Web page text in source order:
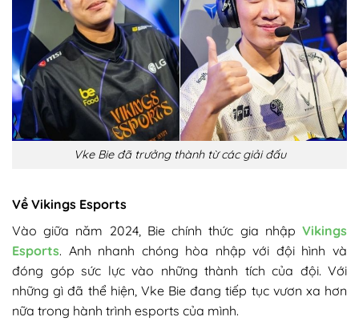
Vke Bie đã trưởng thành từ các giải đấu
Về Vikings Esports
Vào giữa năm 2024, Bie chính thức gia nhập Vikings
Esports. Anh nhanh chóng hòa nhập với đội hình và
đóng góp sức lực vào những thành tích của đội. Với
những gì đã thể hiện, Vke Bie đang tiếp tục vươn xa hơn
nữa trong hành trình esports của mình.